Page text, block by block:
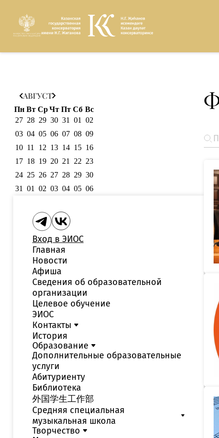
АВГУСТ
Пн Вт Ср Чт Пт Сб Вс
27 28 29 30 31 01
02
03 04 05 06 07 08 09
10 11 12 13 14 15 16
17 18 19 20 21 22 23
24 25 26 27 28 29 30
31
01 02 03 04 05 06
Вход в ЭИОС
Главная
Новости
Афиша
Сведения об образовательной
организации
Целевое обучение
ЭИОС
Контакты
История
Образование
Дополнительные образовательные
услуги
Абитуриенту
Библиотека
外国学生工作部
Средняя специальная
музыкальная школа
Творчество
слабовидящих